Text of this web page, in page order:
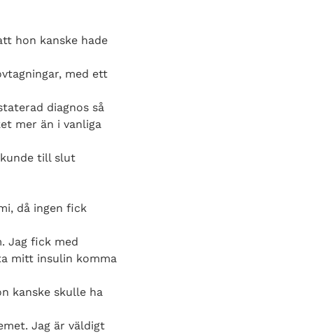
hon kanske hade
med ett
diagnos så
mer än i vanliga
till slut
då ingen fick
Jag fick med
mitt insulin komma
kanske skulle ha
Jag är väldigt